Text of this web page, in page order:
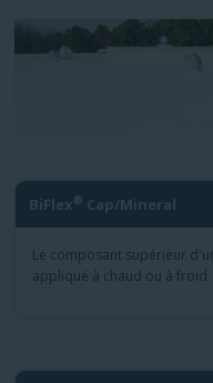
BiFlex® Cap/Mineral
Le composant supérieur
appliqué à chaud ou à froid.